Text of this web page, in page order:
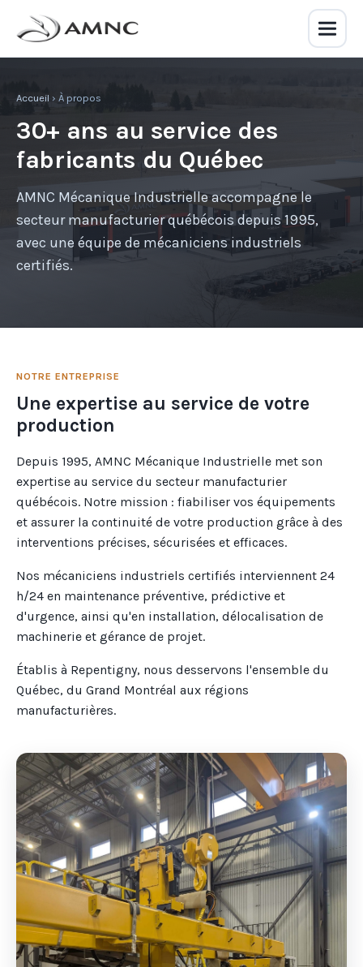
Accueil › À propos
30+ ans au service des
fabricants du Québec
AMNC Mécanique Industrielle accompagne le
secteur manufacturier québécois depuis 1995,
avec une équipe de mécaniciens industriels
certifiés.
NOTRE ENTREPRISE
Une expertise au service de votre
production
Depuis 1995, AMNC Mécanique Industrielle met son
expertise au service du secteur manufacturier
québécois. Notre mission : fiabiliser vos équipements
et assurer la continuité de votre production grâce à des
interventions précises, sécurisées et efficaces.
Nos mécaniciens industriels certifiés interviennent 24
h/24 en maintenance préventive, prédictive et
d'urgence, ainsi qu'en installation, délocalisation de
machinerie et gérance de projet.
Établis à Repentigny, nous desservons l'ensemble du
Québec, du Grand Montréal aux régions
manufacturières.